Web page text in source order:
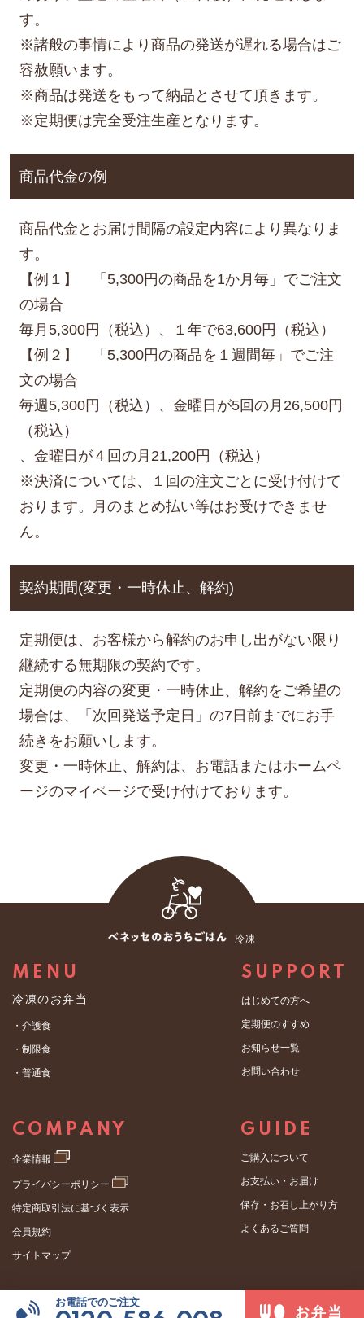
す。
※諸般の事情により商品の発送が遅れる場合はご
容赦願います。
※商品は発送をもって納品とさせて頂きます。
※定期便は完全受注生産となります。
商品代金の例
商品代金とお届け間隔の設定内容により異なりま
す。
【例１】 「5,300円の商品を1か月毎」でご注文
の場合
毎月5,300円（税込）、１年で63,600円（税込）
【例２】 「5,300円の商品を１週間毎」でご注
文の場合
毎週5,300円（税込）、金曜日が5回の月26,500円
（税込）
、金曜日が４回の月21,200円（税込）
※決済については、１回の注文ごとに受け付けて
おります。月のまとめ払い等はお受けできませ
ん。
契約期間(変更・一時休止、解約)
定期便は、お客様から解約のお申し出がない限り
継続する無期限の契約です。
定期便の内容の変更・一時休止、解約をご希望の
場合は、「次回発送予定日」の7日前までにお手
続きをお願いします。
変更・一時休止、解約は、お電話またはホームペ
ージのマイページで受け付けております。
お電話でのご注文
お弁当
冷凍
MENU
冷凍のお弁当
・介護食
・制限食
・普通食
SUPPORT
はじめての方へ
定期便のすすめ
お知らせ一覧
お問い合わせ
GUIDE
ご購入について
お支払い・お届け
保存・お召し上がり方
よくあるご質問
COMPANY
企業情報
プライバシーポリシー
特定商取引法に基づく表示
会員規約
サイトマップ
© Benesse Palette Co.ltd.